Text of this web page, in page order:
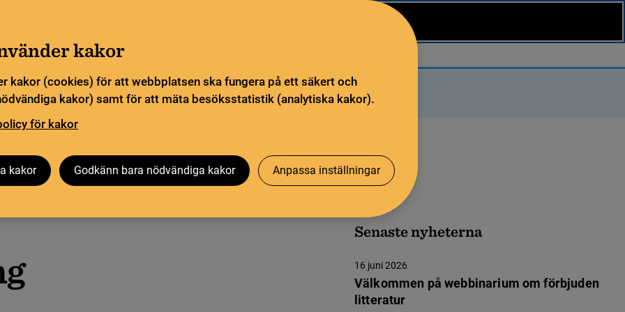
kakor
kakor (cookies) för att webbplatsen ska fungera på ett säkert och
kakor) samt för att mäta besöksstatistik (analytiska kakor).
för kakor
kakor Godkänn bara nödvändiga kakor Anpassa inställningar
Pliktleverans och ISBN
Öppen vetenskap Biblioteksutveckling
Senaste nyheterna
Välkommen på webbinarium om förbjuden
litteratur
16 juni 2026